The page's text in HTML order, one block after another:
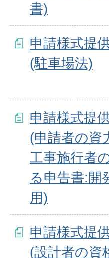
書)
申請様式提
(駐車場法)
申請様式提
(申請者の資
工事施行者
る申告書:開
用)
申請様式提
(設計者の資